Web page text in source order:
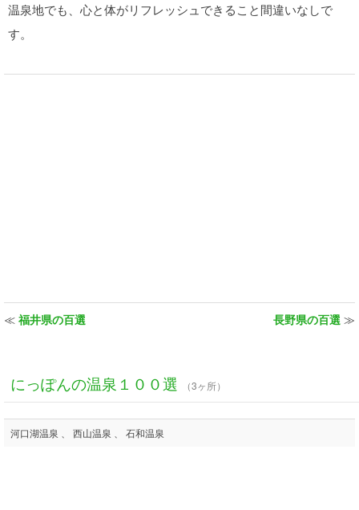
温泉地でも、心と体がリフレッシュできること間違いなしで
す。
≪ 福井県の百選 長野県の百選 ≫
にっぽんの温泉１００選 （3ヶ所）
河口湖温泉 、 西山温泉 、 石和温泉